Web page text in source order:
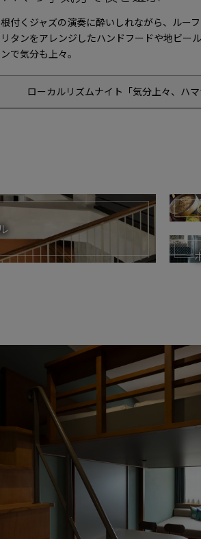
付くジャズの演奏に酔いしれながら、ルー
タンをアレンジしたハンドフードや地ビー
で気分も上々。
ローカルリズムナイト「気分上々、ハマ